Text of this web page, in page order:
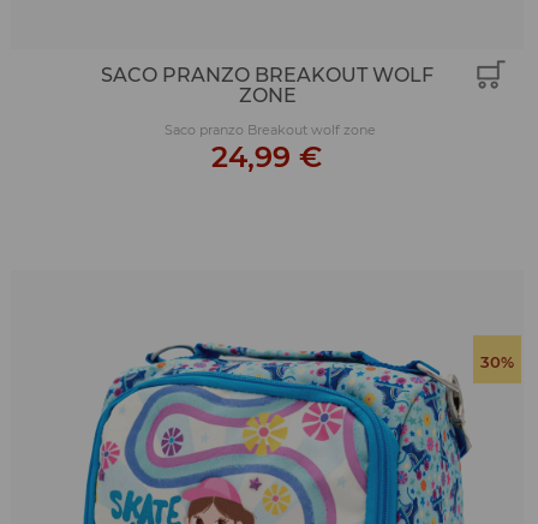
SACO PRANZO BREAKOUT WOLF
ZONE
Saco pranzo Breakout wolf zone
24,99 €
30%